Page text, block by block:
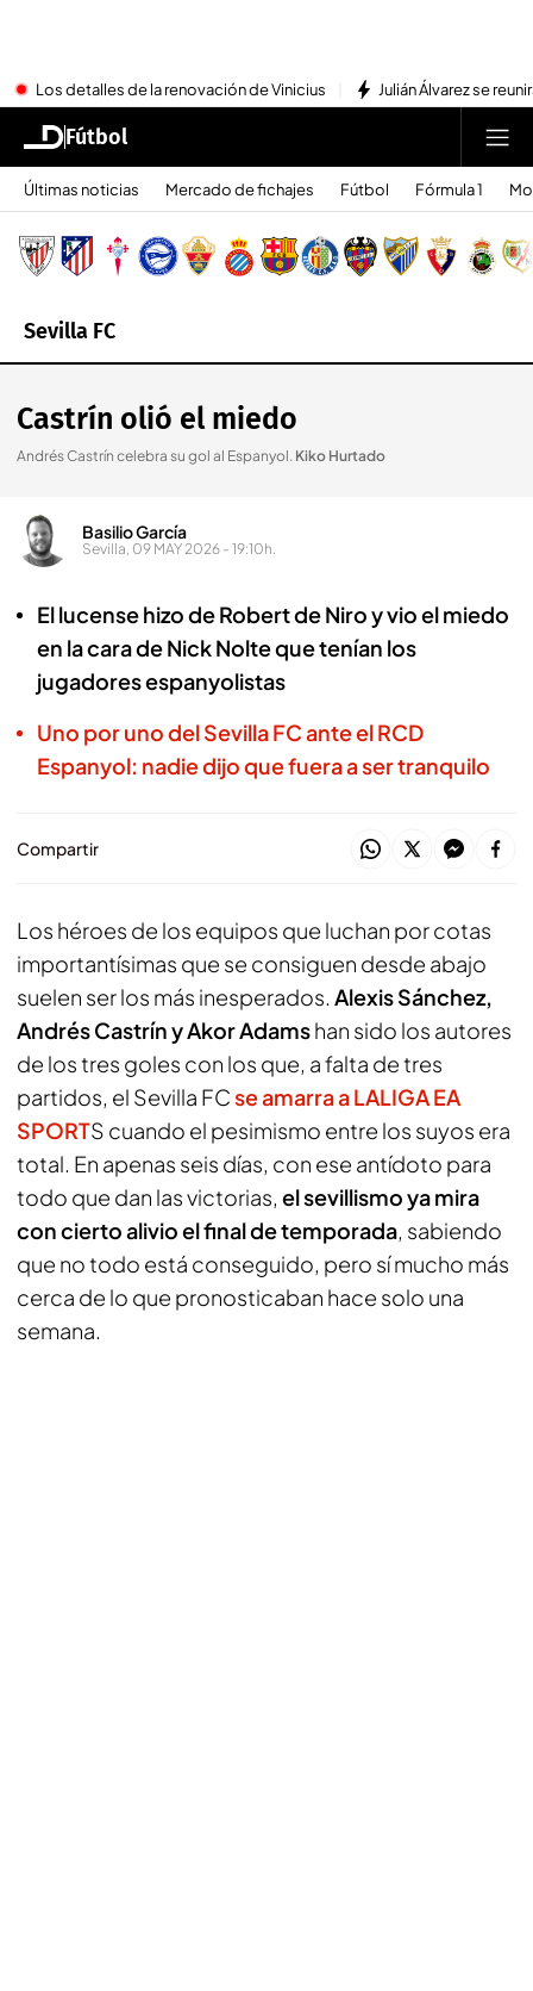
Los detalles de la renovación de Vinicius Julián Álvarez se
Fútbol
Últimas noticias Mercado de fichajes Fútbol Fórmula 1
Sevilla FC
Castrín olió el miedo
Andrés Castrín celebra su gol al Espanyol. Kiko Hurtado
Basilio García
Sevilla, 09 MAY 2026 - 19:10h.
El lucense hizo de Robert de Niro y vio el miedo
en la cara de Nick Nolte que tenían los
jugadores espanyolistas
Uno por uno del Sevilla FC ante el RCD
Espanyol: nadie dijo que fuera a ser tranquilo
Compartir
Los héroes de los equipos que luchan por cotas
importantísimas que se consiguen desde abajo
suelen ser los más inesperados. Alexis Sánchez,
Andrés Castrín y Akor Adamshan sido los autores
de los tres goles con los que, a falta de tres
partidos, el Sevilla FCse amarra a LALIGA EA
SPORTS cuando el pesimismo entre los suyos era
total. En apenas seis días, con ese antídoto para
todo que dan las victorias, el sevillismo ya mira
con cierto alivio el final de temporada, sabiendo
que no todo está conseguido, pero sí mucho más
cerca de lo que pronosticaban hace solo una
semana.